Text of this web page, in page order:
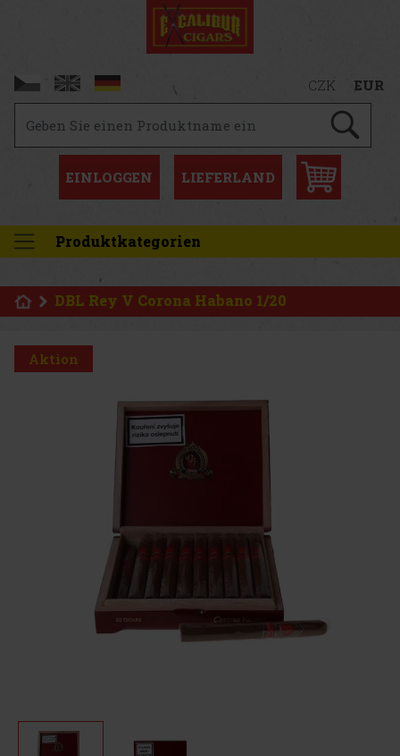
CZK EUR
EINLOGGEN LIEFERLAND
Produktkategorien
DBL Rey V Corona Habano 1/20
Aktion